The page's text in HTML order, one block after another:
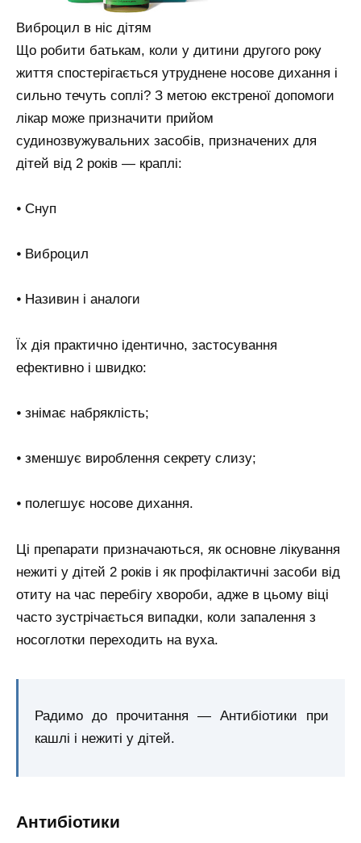
Виброцил в ніс дітям
Що робити батькам, коли у дитини другого року
життя спостерігається утруднене носове дихання і
сильно течуть соплі? З метою екстреної допомоги
лікар може призначити прийом
судинозвужувальних засобів, призначених для
дітей від 2 років — краплі:
⦁ Снуп
⦁ Виброцил
⦁ Називин і аналоги
Їх дія практично ідентично, застосування
ефективно і швидко:
⦁ знімає набряклість;
⦁ зменшує вироблення секрету слизу;
⦁ полегшує носове дихання.
Ці препарати призначаються, як основне лікування
нежиті у дітей 2 років і як профілактичні засоби від
отиту на час перебігу хвороби, адже в цьому віці
часто зустрічається випадки, коли запалення з
носоглотки переходить на вуха.
Радимо до прочитання — Антибіотики при
кашлі і нежиті у дітей.
Антибіотики